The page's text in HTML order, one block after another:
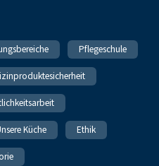
Pflegeschule
Küche Ethik